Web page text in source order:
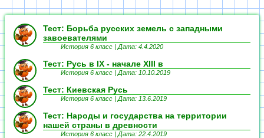
Тест: Борьба русских земель с западными
завоевателями
История 6 класс | Дата: 4.4.2020
Тест: Русь в IX - начале XIII в
История 6 класс | Дата: 10.10.2019
Тест: Киевская Русь
История 6 класс | Дата: 13.6.2019
Тест: Народы и государства на территории
нашей страны в древности
История 6 класс | Дата: 22.4.2019